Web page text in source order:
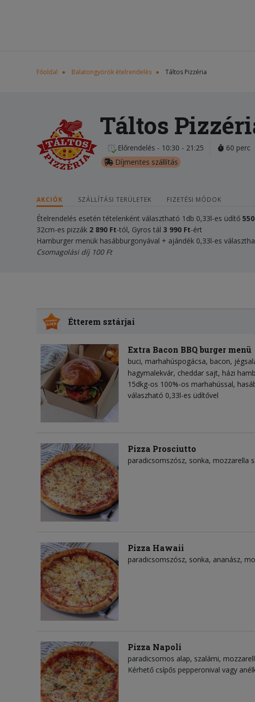
Főoldal Balatongyörök ételrendelés Táltos Pizzéria
Táltos
Előrendelés - 10:30 - 21:25 60 perc
Díjmentes szállítás
AKCIÓK SZÁLLÍTÁSI TERÜLETEK FIZETÉSI MÓDOK
Ételrendelés esetén tételenként választható 1db 0,33l-es üdítő
32cm-es pizzák 2 890 Ft-tól, Gyros tál 3 990 Ft-ért
Hamburger menük hasábburgonyával + ajándék 0,33l-es
Csomagolási díj 100 Ft
Étterem sztárjai
Extra Bacon BBQ burger menü
buci marhahúspogácsa bacon
hagymalekvár cheddar sajt házi
15dkg-os 100%-os marhahússal,
válaszható 0,33l-es üdítővel
Pizza Prosciutto
paradicsomszósz sonka mozzarella
Pizza Hawaii
paradicsomszósz sonka ananász
Pizza Napoli
paradicsomos alap szalámi
Kérhető csípős pepperonival vagy